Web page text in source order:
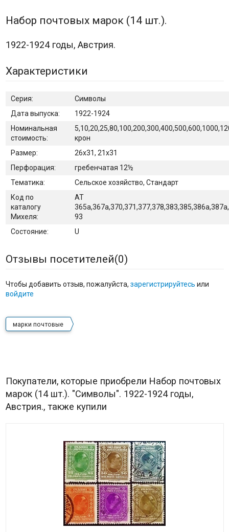
Набор почтовых марок (14 шт.).
1922-1924 годы, Австрия.
Характеристики
Серия:
Символы
Дата выпуска:
1922-1924
Номинальная
стоимость:
крон
Размер:
26х31, 21х31
Перфорация:
гребенчатая 12½
Тематика:
Сельское хозяйство, Стандарт
Код по
каталогу
Михеля:
AT
93
Состояние:
U
Отзывы посетителей(0)
Чтобы добавить отзыв, пожалуйста, зарегистрируйтесь или
войдите
марки почтовые
Покупатели, которые приобрели Набор почтовых
марок (14 шт.). "Символы". 1922-1924 годы,
Австрия., также купили